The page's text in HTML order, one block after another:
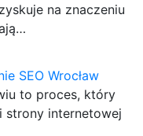
na znaczeniu
SEO Wrocław
to proces, który
strony internetowej